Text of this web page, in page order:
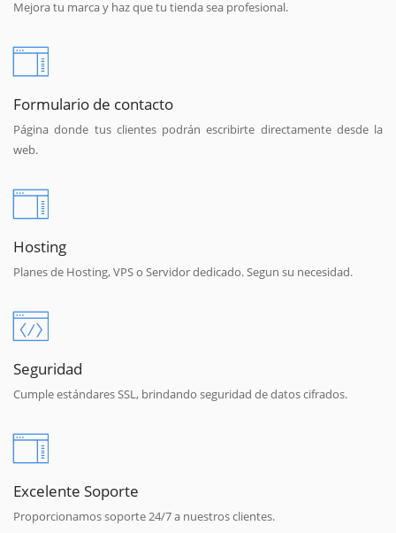
Mejora tu marca y haz que tu tienda sea profesional.
Formulario de contacto
Página donde tus clientes podrán escribirte directamente desde la
web.
Hosting
Planes de Hosting, VPS o Servidor dedicado. Segun su necesidad.
Seguridad
Cumple estándares SSL, brindando seguridad de datos cifrados.
Excelente Soporte
Proporcionamos soporte 24/7 a nuestros clientes.